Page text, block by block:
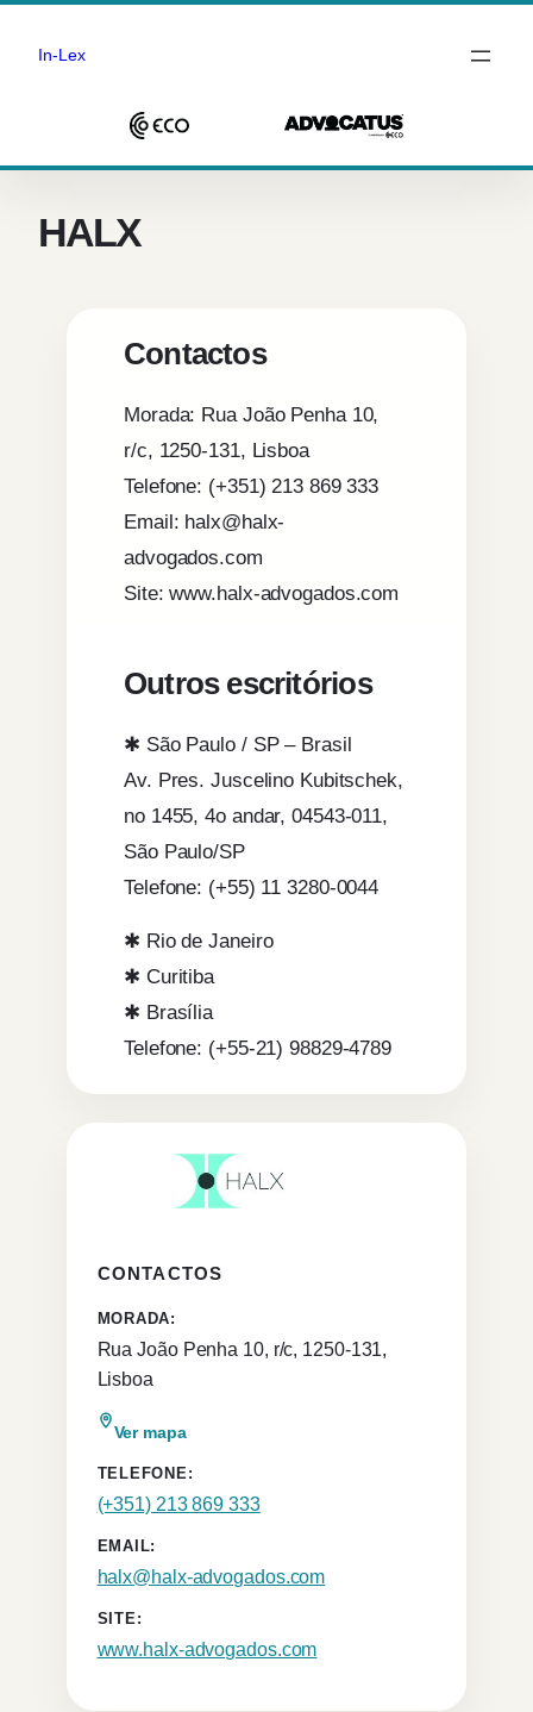
Saltar
conteúdo
In-Lex
HALX
Contactos
Morada: Rua João Penha 10,
r/c, 1250-131, Lisboa
Telefone: (+351) 213 869 333
Email: halx@halx-
advogados.com
Site: www.halx-advogados.com
Outros escritórios
✱ São Paulo / SP – Brasil
Av. Pres. Juscelino Kubitschek,
no 1455, 4o andar, 04543-011,
São Paulo/SP
Telefone: (+55) 11 3280-0044
✱ Rio de Janeiro
✱ Curitiba
✱ Brasília
Telefone: (+55-21) 98829-4789
CONTACTOS
MORADA:
Rua João Penha 10, r/c, 1250-131,
Lisboa
Ver mapa
TELEFONE:
(+351) 213 869 333
EMAIL:
halx@halx-advogados.com
SITE:
www.halx-advogados.com